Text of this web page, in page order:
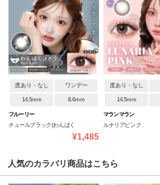
度あり・なし ワンデー
14.5mm 8.6mm
フルーリー
チュールブラック(わんぱく
¥1,485
度あり・なし
14.5mm
マランマラン
ルナリアピンク
人気のカラバリ商品はこちら